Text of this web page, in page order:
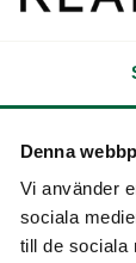
Denna
Vi använder
sociala
till de sociala